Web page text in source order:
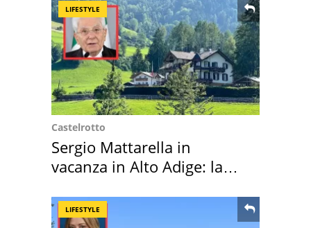
LIFESTYLE
Castelrotto
Sergio Mattarella in
vacanza in Alto Adige: la
LIFESTYLE